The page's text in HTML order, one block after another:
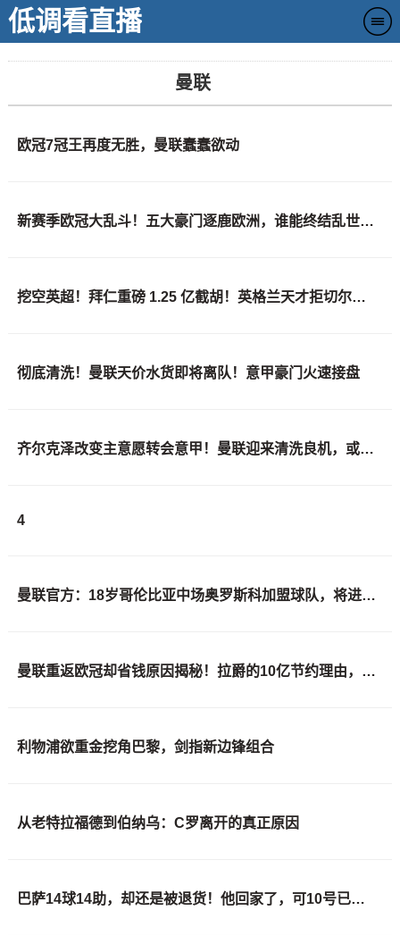
低调看直播
曼联
欧冠7冠王再度无胜，曼联蠢蠢欲动
新赛季欧冠大乱斗！五大豪门逐鹿欧洲，谁能终结乱世登顶封神？
挖空英超！拜仁重磅 1.25 亿截胡！英格兰天才拒切尔西铁心赴德甲
彻底清洗！曼联天价水货即将离队！意甲豪门火速接盘
齐尔克泽改变主意愿转会意甲！曼联迎来清洗良机，或因拉什福德回归
4
曼联官方：18岁哥伦比亚中场奥罗斯科加盟球队，将进入青训体系
曼联重返欧冠却省钱原因揭秘！拉爵的10亿节约理由，新主场计划影响转会
利物浦欲重金挖角巴黎，剑指新边锋组合
从老特拉福德到伯纳乌：C罗离开的真正原因
巴萨14球14助，却还是被退货！他回家了，可10号已经穿在别人身上